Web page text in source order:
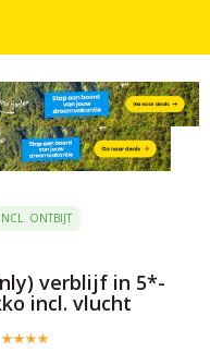
INCL. ONTBIJT
verblijf in 5*-
incl. vlucht